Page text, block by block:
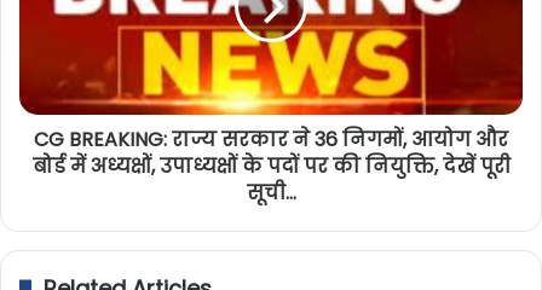
CG BREAKING: राज्य सरकार ने 36 निगमों, आयोग और
बोर्ड में अध्यक्षों, उपाध्यक्षों के पदों पर की नियुक्ति, देखें पूरी
सूची…